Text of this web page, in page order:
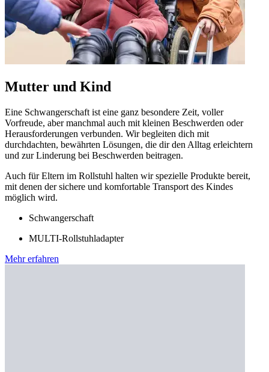
Mutter und Kind
Eine Schwangerschaft ist eine ganz besondere Zeit, voller
Vorfreude, aber manchmal auch mit kleinen Beschwerden oder
Herausforderungen verbunden. Wir begleiten dich mit
durchdachten, bewährten Lösungen, die dir den Alltag erleichtern
und zur Linderung bei Beschwerden beitragen.
Auch für Eltern im Rollstuhl halten wir spezielle Produkte bereit,
mit denen der sichere und komfortable Transport des Kindes
möglich wird.
Schwangerschaft
MULTI-Rollstuhladapter
Mehr erfahren